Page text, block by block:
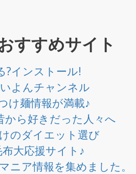
すすめサイト
?インストール!
よんチャンネル
け麺情報が満載♪
から好きだった人々へ
のダイエット選び
大応援サイト♪
ニア情報を集めました。